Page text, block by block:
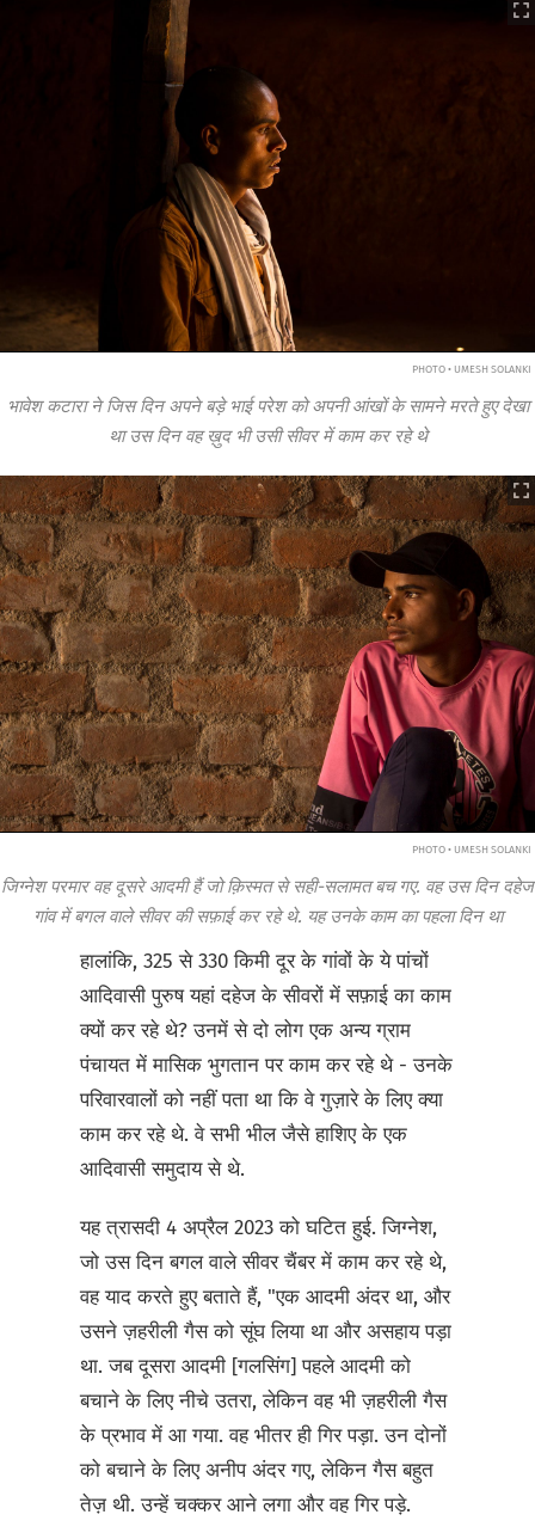
PHOTO • UMESH SOLANKI
भावेश कटारा ने जिस दिन अपने बड़े भाई परेश को अपनी आंखों के सामने मरते हुए देखा
था उस दिन वह ख़ुद भी उसी सीवर में काम कर रहे थे
PHOTO • UMESH SOLANKI
जिग्नेश परमार वह दूसरे आदमी हैं जो क़िस्मत से सही-सलामत बच गए. वह उस दिन दहेज
गांव में बगल वाले सीवर की सफ़ाई कर रहे थे. यह उनके काम का पहला दिन था
हालांकि, 325 से 330 किमी दूर के गांवों के ये पांचों
आदिवासी पुरुष यहां दहेज के सीवरों में सफ़ाई का काम
क्यों कर रहे थे? उनमें से दो लोग एक अन्य ग्राम
पंचायत में मासिक भुगतान पर काम कर रहे थे - उनके
परिवारवालों को नहीं पता था कि वे गुज़ारे के लिए क्या
काम कर रहे थे. वे सभी भील जैसे हाशिए के एक
आदिवासी समुदाय से थे.
यह त्रासदी 4 अप्रैल 2023 को घटित हुई. जिग्नेश,
जो उस दिन बगल वाले सीवर चैंबर में काम कर रहे थे,
वह याद करते हुए बताते हैं, "एक आदमी अंदर था, और
उसने ज़हरीली गैस को सूंघ लिया था और असहाय पड़ा
था. जब दूसरा आदमी [गलसिंग] पहले आदमी को
बचाने के लिए नीचे उतरा, लेकिन वह भी ज़हरीली गैस
के प्रभाव में आ गया. वह भीतर ही गिर पड़ा. उन दोनों
को बचाने के लिए अनीप अंदर गए, लेकिन गैस बहुत
तेज़ थी. उन्हें चक्कर आने लगा और वह गिर पड़े.